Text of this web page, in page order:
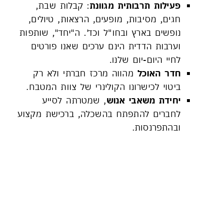
פעילות תרבותית מגוונת: קבלות שבת,
חגים, מסיבות, מופעים, הרצאות, טיולים,
נופשים בארץ ובחו"ל וכד'. ה"יחד", שותפות
וערבות הדדית הינם ערכים שאנו פורטים
לחיי היום-יום שלנו.
חדר האוכל מהווה מרכז חברתי ולא רק
ביטוי לכישרונו הקולינרי של צוות המטבח.
יחידת משאבי אנוש, שמטרתה לסייע
לחברים להתפתח בהשכלה, ברכישת מקצוע
ובהתפרנסות.